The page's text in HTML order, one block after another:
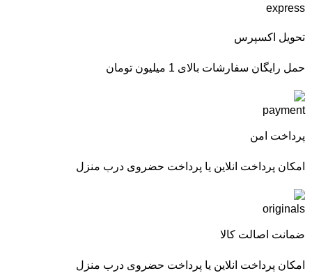
تحویل اکسپرس
حمل رایگان سفارشات بالای 1 میلیون تومان
پرداخت امن
امکان پرداخت انلاین یا پرداخت حضروی درب منزل
ضمانت اصالت کالا
امکان پرداخت انلاین یا پرداخت حضروی درب منزل